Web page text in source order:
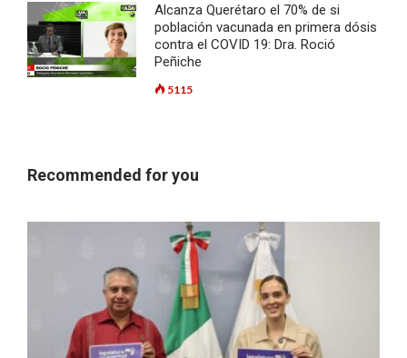
Alcanza Querétaro el 70% de si
población vacunada en primera dósis
contra el COVID 19: Dra. Roció
Peñiche
5115
Recommended for you